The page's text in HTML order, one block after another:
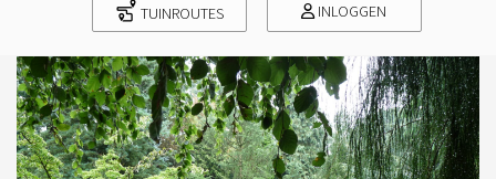
TUINROUTES INLOGGEN